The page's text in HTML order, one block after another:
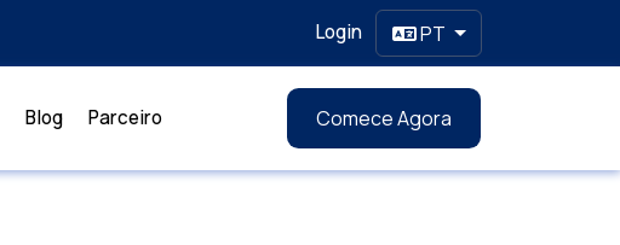
Login PT
Blog Parceiro Comece Agora